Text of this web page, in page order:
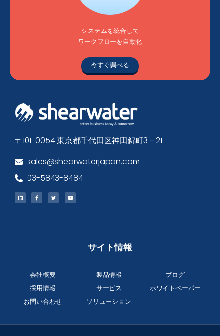
システムを統合して
ワークフローを自動化
今すぐ調べる
〒101-0054 東京都千代田区神田錦町3－21
sales@shearwaterjapan.com
03-5843-8484
サイト情報
会社概要
採用情報
お問い合わせ
製品情報
サービス
ソリューション
ブログ
ホワイトペーパー